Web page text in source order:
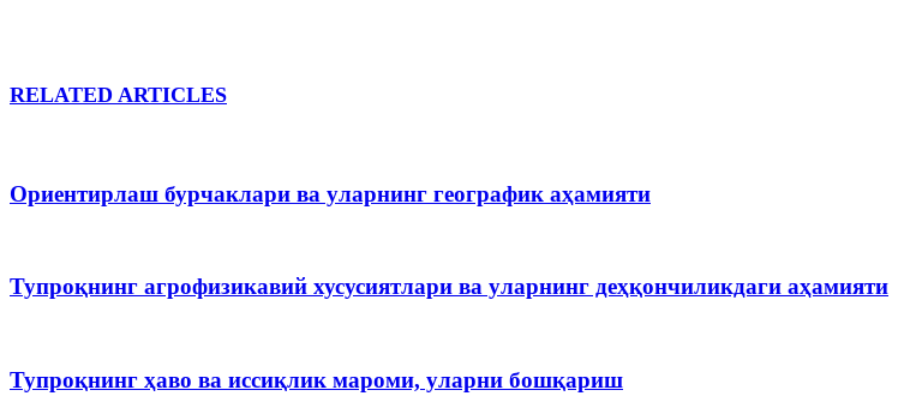
RELATED ARTICLES
Ориентирлаш бурчаклари ва уларнинг географик аҳамияти
Тупроқнинг агрофизикавий хусусиятлари ва уларнинг деҳқончиликдаги аҳамияти
Тупроқнинг ҳаво ва иссиқлик мароми, уларни бошқариш